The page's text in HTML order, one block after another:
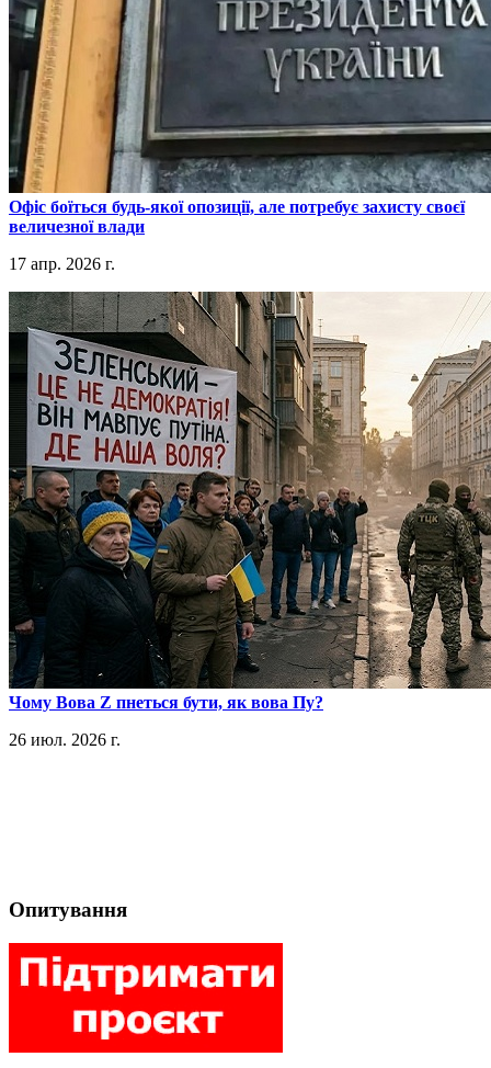
​Офіс боїться будь-якої опозиції, але потребує захисту своєї
величезної влади
17 апр. 2026 г.
​Чому Вова Z пнеться бути, як вова Пу?
26 июл. 2026 г.
Опитування